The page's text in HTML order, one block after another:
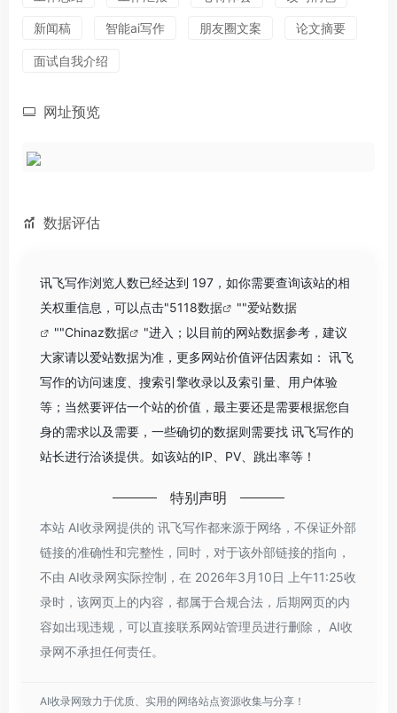
新闻稿 智能ai写作 朋友圈文案 论文摘要
面试自我介绍
网址预览
数据评估
讯飞写作浏览人数已经达到 197，如你需要查询该站的相
关权重信息，可以点击"5118数据 ""爱站数据
""Chinaz数据
"进入；以目前的网站数据参考，建议
大家请以爱站数据为准，更多网站价值评估因素如： 讯飞
写作的访问速度、搜索引擎收录以及索引量、用户体验
等；当然要评估一个站的价值，最主要还是需要根据您自
身的需求以及需要，一些确切的数据则需要找 讯飞写作的
站长进行洽谈提供。如该站的IP、PV、跳出率等！
特别声明
本站 AI收录网提供的 讯飞写作都来源于网络，不保证外部
链接的准确性和完整性，同时，对于该外部链接的指向，
不由 AI收录网实际控制，在 2026年3月10日 上午11:25收
录时，该网页上的内容，都属于合规合法，后期网页的内
容如出现违规，可以直接联系网站管理员进行删除， AI收
录网不承担任何责任。
AI收录网致力于优质、实用的网络站点资源收集与分享！